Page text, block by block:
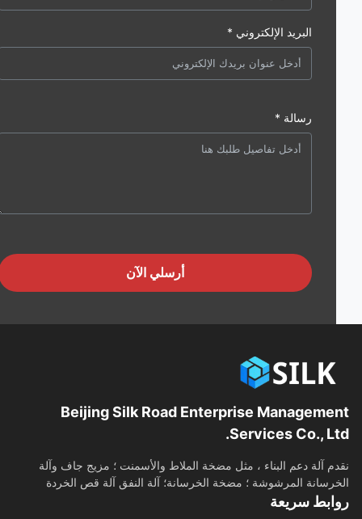
البريد الإلكتروني *
رسالة *
أرسلي الآن
Beijing Silk Road Enterprise
Services Co.,
آلة دعم البناء ، مثل مضخة الملاط والأسمنت ؛ مزيج جاف وآلة
المرشوشة ؛ مضخة الخرسانة؛ آلة النفق آلة قص الخردة
سريعة